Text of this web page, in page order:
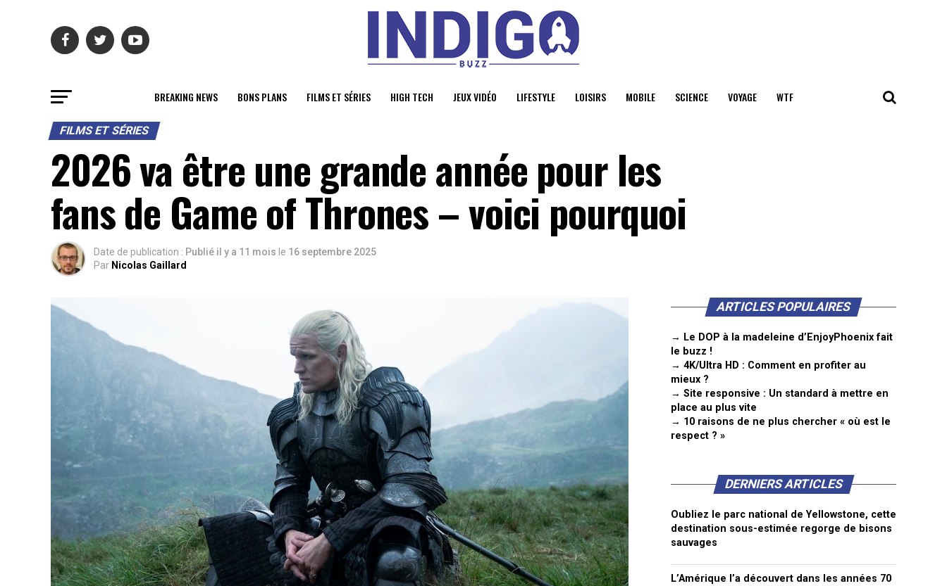
BREAKING NEWS BONS PLANS FILMS ET SÉRIES HIGH TECH JEUX VIDÉO LIFESTYLE LOISIRS MOBILE SCIENCE VOYAGE WTF
FILMS ET SÉRIES
2026 va être une grande année pour les
fans de Game of Thrones – voici pourquoi
Date de publication : Publié il y a 11 mois le 16 septembre 2025
Par Nicolas Gaillard
ARTICLES POPULAIRES
→ Le DOP à la madeleine d’EnjoyPhoenix fait
le buzz !
→ 4K/Ultra HD : Comment en profiter au
mieux ?
→ Site responsive : Un standard à mettre en
place au plus vite
→ 10 raisons de ne plus chercher « où est le
respect ? »
DERNIERS ARTICLES
Oubliez le parc national de Yellowstone, cette
destination sous-estimée regorge de bisons
sauvages
L’Amérique l’a découvert dans les années 70